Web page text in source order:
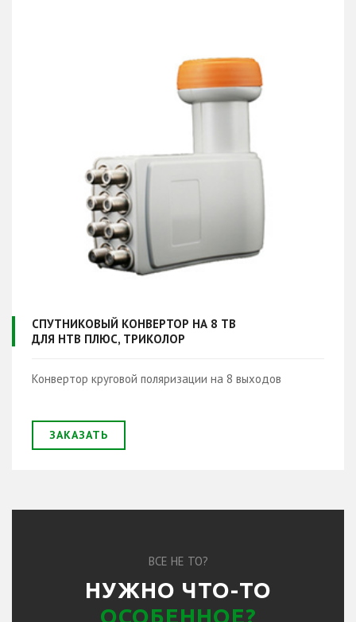
СПУТНИКОВЫЙ КОНВЕРТОР НА 8 ТВ
ДЛЯ НТВ ПЛЮС, ТРИКОЛОР
Конвертор круговой поляризации на 8 выходов
ЗАКАЗАТЬ
ВСЕ НЕ ТО?
НУЖНО ЧТО-ТО
ОСОБЕННОЕ?